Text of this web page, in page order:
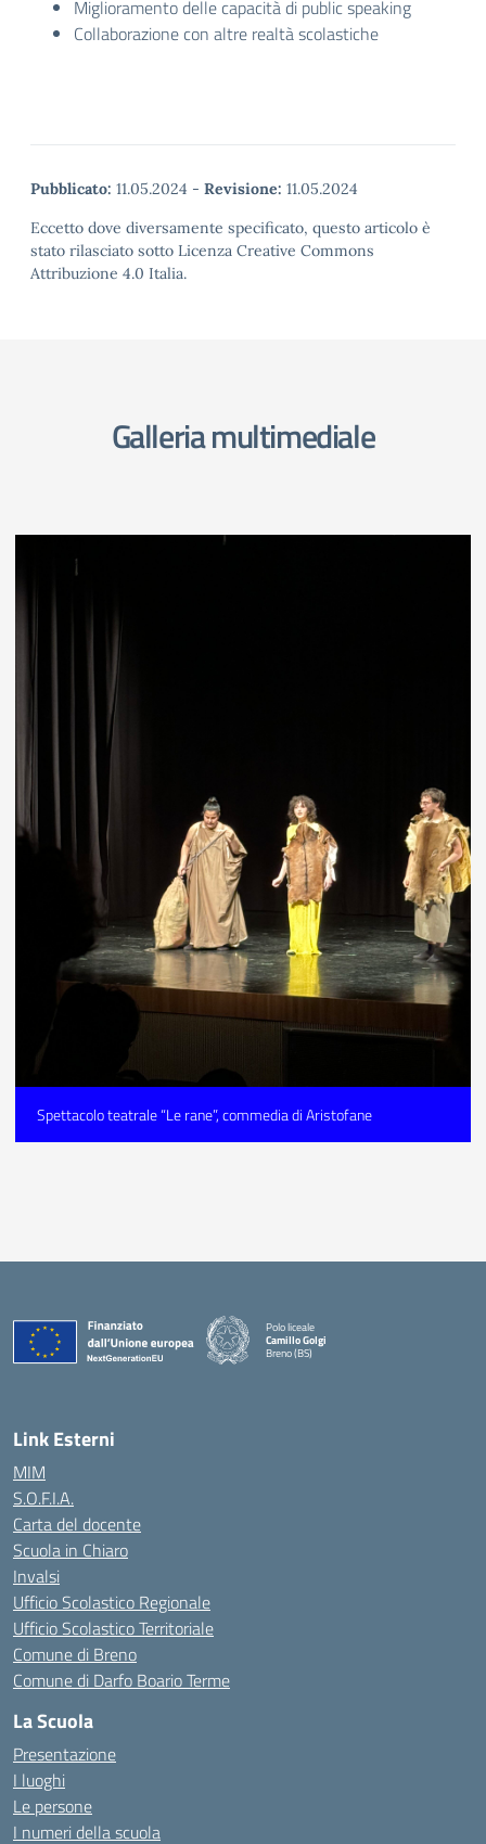
Miglioramento delle capacità di public speaking
Collaborazione con altre realtà scolastiche
Pubblicato: 11.05.2024 - Revisione: 11.05.2024
Eccetto dove diversamente specificato, questo articolo è
stato rilasciato sotto Licenza Creative Commons
Attribuzione 4.0 Italia.
Galleria multimediale
Spettacolo teatrale “Le rane”, commedia di Aristofane
Polo liceale
Camillo Golgi
Breno (BS)
Link Esterni
MIM
S.O.F.I.A.
Carta del docente
Scuola in Chiaro
Invalsi
Ufficio Scolastico Regionale
Ufficio Scolastico Territoriale
Comune di Breno
Comune di Darfo Boario Terme
La Scuola
Presentazione
I luoghi
Le persone
I numeri della scuola